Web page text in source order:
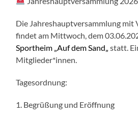
Die Jahreshauptversammlung mit
findet am Mittwoch, dem
Sportheim „Auf dem Sand„ statt.
Mitglieder*innen.
Tagesordnung:
1. Begrüßung und Eröffnung